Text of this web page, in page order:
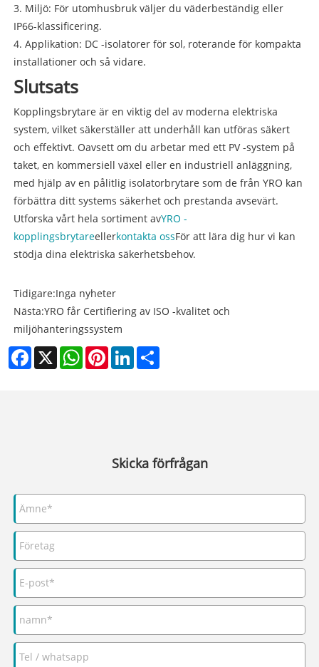
3. Miljö: För utomhusbruk väljer du väderbeständig eller
IP66-klassificering.
4. Applikation: DC -isolatorer för sol, roterande för kompakta
installationer och så vidare.
Slutsats
Kopplingsbrytare är en viktig del av moderna elektriska
system, vilket säkerställer att underhåll kan utföras säkert
och effektivt. Oavsett om du arbetar med ett PV -system på
taket, en kommersiell växel eller en industriell anläggning,
med hjälp av en pålitlig isolatorbrytare som de från YRO kan
förbättra ditt systems säkerhet och prestanda avsevärt.
Utforska vårt hela sortiment avYRO -
kopplingsbrytareellerkontakta ossFör att lära dig hur vi kan
stödja dina elektriska säkerhetsbehov.
Tidigare:Inga nyheter
Nästa:YRO får Certifiering av ISO -kvalitet och
miljöhanteringssystem
Facebook
X WhatsAppPinterestLinkedIn
Skicka förfrågan